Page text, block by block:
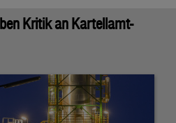
Kritik an Kartellamt-